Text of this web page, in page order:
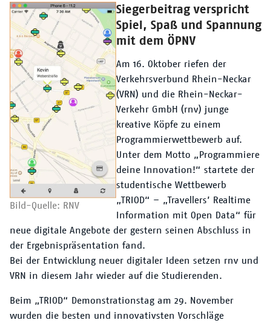
Bild-Quelle: RNV
Text
Siegerbeitrag verspricht
Spiel, Spaß und Spannung
mit dem ÖPNV
Am 16. Oktober riefen der
Verkehrsverbund Rhein-Neckar
(VRN) und die Rhein-Neckar-
Verkehr GmbH (rnv) junge
kreative Köpfe zu einem
Programmierwettbewerb auf.
Unter dem Motto „Programmiere
deine Innovation!“ startete der
studentische Wettbewerb
„TRIOD“ – „Travellers’ Realtime
Information mit Open Data“ für
neue digitale Angebote der gestern seinen Abschluss in
der Ergebnispräsentation fand.
Bei der Entwicklung neuer digitaler Ideen setzen rnv und
VRN in diesem Jahr wieder auf die Studierenden.
Beim „TRIOD“ Demonstrationstag am 29. November
wurden die besten und innovativsten Vorschläge